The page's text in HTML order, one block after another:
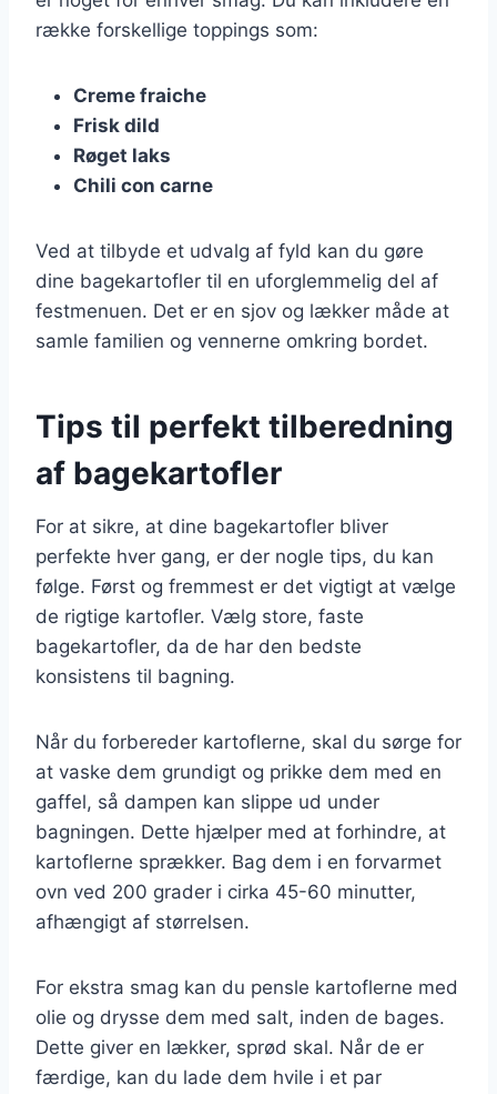
række forskellige toppings som:
Creme fraiche
Frisk dild
Røget laks
Chili con carne
Ved at tilbyde et udvalg af fyld kan du gøre
dine bagekartofler til en uforglemmelig del af
festmenuen. Det er en sjov og lækker måde at
samle familien og vennerne omkring bordet.
Tips til perfekt tilberedning
af bagekartofler
For at sikre, at dine bagekartofler bliver
perfekte hver gang, er der nogle tips, du kan
følge. Først og fremmest er det vigtigt at vælge
de rigtige kartofler. Vælg store, faste
bagekartofler, da de har den bedste
konsistens til bagning.
Når du forbereder kartoflerne, skal du sørge for
at vaske dem grundigt og prikke dem med en
gaffel, så dampen kan slippe ud under
bagningen. Dette hjælper med at forhindre, at
kartoflerne sprækker. Bag dem i en forvarmet
ovn ved 200 grader i cirka 45-60 minutter,
afhængigt af størrelsen.
For ekstra smag kan du pensle kartoflerne med
olie og drysse dem med salt, inden de bages.
Dette giver en lækker, sprød skal. Når de er
færdige, kan du lade dem hvile i et par